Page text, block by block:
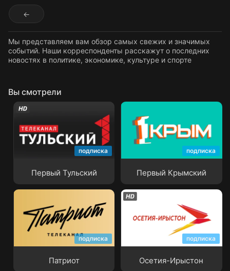
←
Мы представляем вам обзор самых свежих и значимых
событий. Наши корреспонденты расскажут о последних
новостях в политике, экономике, культуре и спорте
Вы смотрели
подписка
Первый Тульский
подписка
Первый Крымский
Первый Крымский
подписка
Патриот
подписка
Осетия-Ирыстон